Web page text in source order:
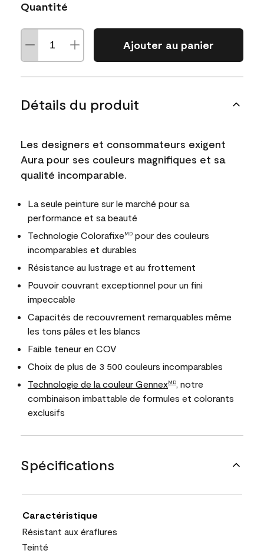
Quantité
Ajouter au panier
Détails du produit
Les designers et consommateurs exigent
Aura pour ses couleurs magnifiques et sa
qualité incomparable.
La seule peinture sur le marché pour sa
performance et sa beauté
Technologie Colorafixe MD pour des couleurs
incomparables et durables
Résistance au lustrage et au frottement
Pouvoir couvrant exceptionnel pour un fini
impeccable
Capacités de recouvrement remarquables même
les tons pâles et les blancs
Faible teneur en COV
Choix de plus de 3 500 couleurs incomparables
Technologie de la couleur GennexMD
, notre
combinaison imbattable de formules et colorants
exclusifs
Spécifications
Caractéristique
Résistant aux éraflures
Teinté